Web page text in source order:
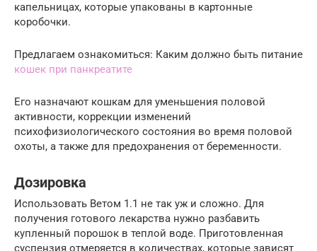
капельницах, которые упакованы в картонные
коробочки.
Предлагаем ознакомиться: Каким должно быть питание
кошек при панкреатите
Его назначают кошкам для уменьшения половой
активности, коррекции изменений
психофизиологического состояния во время половой
охоты, а также для предохранения от беременности.
Дозировка
Использовать Ветом 1.1 не так уж и сложно. Для
получения готового лекарства нужно разбавить
купленный порошок в теплой воде. Приготовленная
суспензия отмеряется в количествах, которые зависят